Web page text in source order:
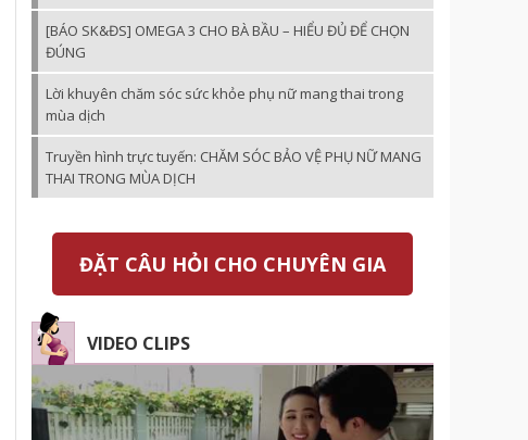
[BÁO SK&ĐS] OMEGA 3 CHO BÀ BẦU – HIỂU ĐỦ ĐỂ CHỌN
ĐÚNG
Lời khuyên chăm sóc sức khỏe phụ nữ mang thai trong
mùa dịch
Truyền hình trực tuyến: CHĂM SÓC BẢO VỆ PHỤ NỮ MANG
THAI TRONG MÙA DỊCH
ĐẶT CÂU HỎI CHO CHUYÊN GIA
VIDEO CLIPS